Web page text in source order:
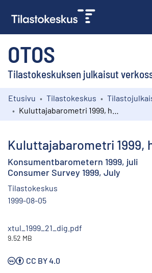
OTOS
Tilastokeskuksen julkaisut
Kokoelmat
Etusivu Tilastokeskus
Kuluttajabarometri 1999,
Konsumentbarometern 1999, juli
Consumer Survey 1999, July
Tilastokeskus
1999-08-05
xtul_1999_21_dig.pdf
9.52 MB
CC BY 4.0